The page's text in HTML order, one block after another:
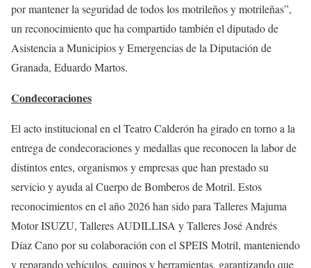
por mantener la seguridad de todos los motrileños y motrileñas”,
un reconocimiento que ha compartido también el diputado de
Asistencia a Municipios y Emergencias de la Diputación de
Granada, Eduardo Martos.
Condecoraciones
El acto institucional en el Teatro Calderón ha girado en torno a la
entrega de condecoraciones y medallas que reconocen la labor de
distintos entes, organismos y empresas que han prestado su
servicio y ayuda al Cuerpo de Bomberos de Motril. Estos
reconocimientos en el año 2026 han sido para Talleres Majuma
Motor ISUZU, Talleres AUDILLISA y Talleres José Andrés
Díaz Cano por su colaboración con el SPEIS Motril, manteniendo
y reparando vehículos, equipos y herramientas, garantizando que